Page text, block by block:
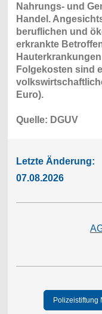
Nahrungs- und
Handel.
beruflichen und
erkrankte
Folgekosten sind
Euro).
Quelle: DGUV
Letzte Änderung:
07.08.2026
Polizeistiftung